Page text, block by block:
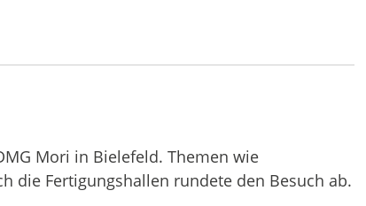
Mori in Bielefeld. Themen wie
die Fertigungshallen rundete den Besuch ab.